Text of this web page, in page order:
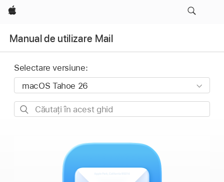
Apple
Manual de utilizare Mail
Selectare versiune:
Căutați